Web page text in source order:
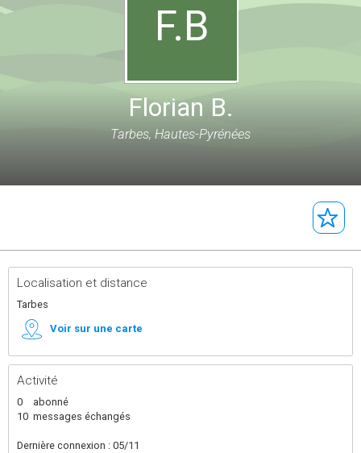
F.B
Florian B.
Tarbes, Hautes-Pyrénées
Localisation et distance
Tarbes
Voir sur une carte
Activité
0
abonné
10 messages échangés
Dernière connexion : 05/11